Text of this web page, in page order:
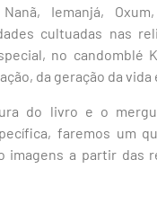
Iemanjá, Oxum,
cultuadas nas
no candomblé
da geração da vida
do livro e o
faremos um
imagens a partir das